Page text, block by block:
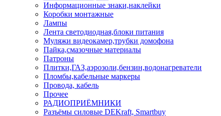
Информационные знаки,наклейки
Коробки монтажные
Лампы
Лента светодиодная,блоки питания
Муляжи видеокамер,трубки домофона
Пайка,смазочные материалы
Патроны
Плитки,ГАЗ,аэрозоли,бензин,водонагреватели
Пломбы,кабельные маркеры
Провода, кабель
Прочее
РАДИОПРИЁМНИКИ
Разъёмы силовые DEKraft, Smartbuy